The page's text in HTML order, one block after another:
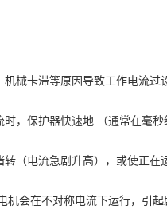
械卡滞等原因导致工作电流过
时，保护器快速地
（通常在毫
（电流急剧升高），或使正在
机会在不对称电流下运行，引